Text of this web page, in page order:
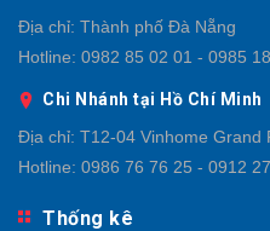
Địa chỉ: Thành phố Đà Nẵng
Hotline: 0982 85 02 01 - 0985
Chi Nhánh tại Hồ Chí Minh
Địa chỉ: T12-04 Vinhome Grand
Hotline: 0986 76 76 25 - 0912
Thống kê